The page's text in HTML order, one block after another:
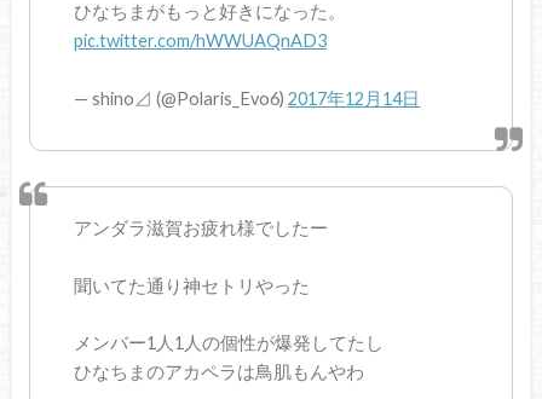
ひなちまがもっと好きになった。
pic.twitter.com/hWWUAQnAD3
— shino⊿ (@Polaris_Evo6)2017年12月14日
アンダラ滋賀お疲れ様でしたー
聞いてた通り神セトリやった
メンバー1人1人の個性が爆発してたし
ひなちまのアカペラは鳥肌もんやわ